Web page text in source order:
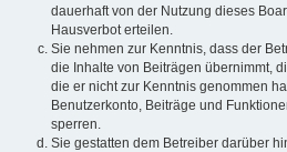
dauerhaft von der Nutzung dieses
Hausverbot erteilen.
Sie nehmen zur Kenntnis, dass der
die Inhalte von Beiträgen übernimmt,
die er nicht zur Kenntnis genommen
Benutzerkonto, Beiträge und
sperren.
Sie gestatten dem Betreiber darüber